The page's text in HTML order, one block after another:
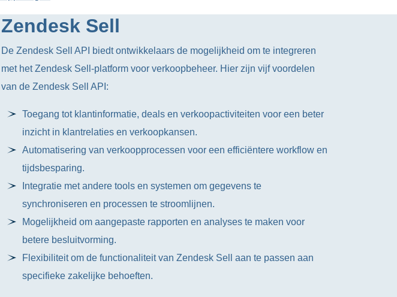
Zendesk Sell
De Zendesk Sell API biedt ontwikkelaars de mogelijkheid om te integreren
met het Zendesk Sell-platform voor verkoopbeheer. Hier zijn vijf voordelen
van de Zendesk Sell API:
Toegang tot klantinformatie, deals en verkoopactiviteiten voor een beter
inzicht in klantrelaties en verkoopkansen.
Automatisering van verkoopprocessen voor een efficiëntere workflow en
tijdsbesparing.
Integratie met andere tools en systemen om gegevens te
synchroniseren en processen te stroomlijnen.
Mogelijkheid om aangepaste rapporten en analyses te maken voor
betere besluitvorming.
Flexibiliteit om de functionaliteit van Zendesk Sell aan te passen aan
specifieke zakelijke behoeften.